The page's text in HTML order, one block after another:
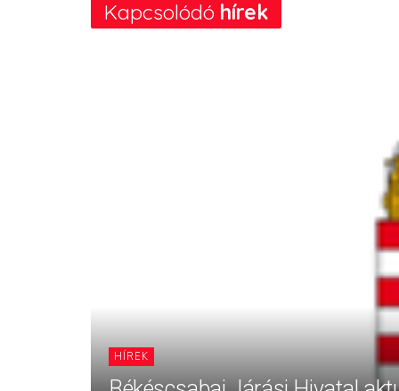
Kapcsolódó hírek
HÍREK